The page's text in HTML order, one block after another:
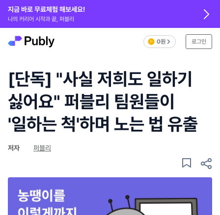
지금 바로 무료체험 해보세요!
나의 커리어 시작과 끝, 퍼블리
0원 로그인
[단독] "사실 저희도 일하기
싫어요" 퍼블리 팀원들이
'일하는 척'하며 노는 법 유출
저자 퍼블리